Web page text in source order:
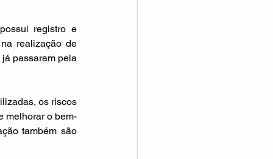
registro e
realização de
passaram pela
os riscos
melhorar o bem-
também são